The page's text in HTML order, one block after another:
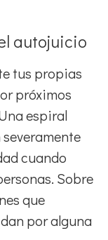
autojuicio
tus propias
próximos
espiral
cuando
Sobre
que
por alguna